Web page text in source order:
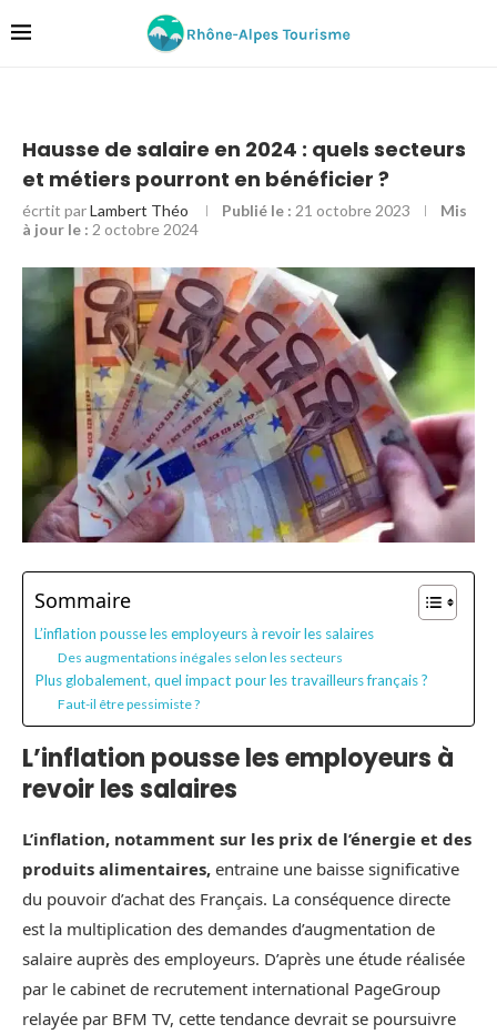
Hausse de salaire en 2024 : quels secteurs
et métiers pourront en bénéficier ?
écrtit parLambert Théo Publié le : 21 octobre 2023
Mis
à jour le : 2 octobre 2024
Sommaire
L’inflation pousse les employeurs à revoir les salaires
Des augmentations inégales selon les secteurs
Plus globalement, quel impact pour les travailleurs français ?
Faut-il être pessimiste ?
L’inflation pousse les employeurs à
revoir les salaires
L’inflation, notamment sur les prix de l’énergie et des
produits alimentaires, entraine une baisse significative
du pouvoir d’achat des Français. La conséquence directe
est la multiplication des demandes d’augmentation de
salaire auprès des employeurs. D’après une étude réalisée
par le cabinet de recrutement international PageGroup
relayée par BFM TV, cette tendance devrait se poursuivre